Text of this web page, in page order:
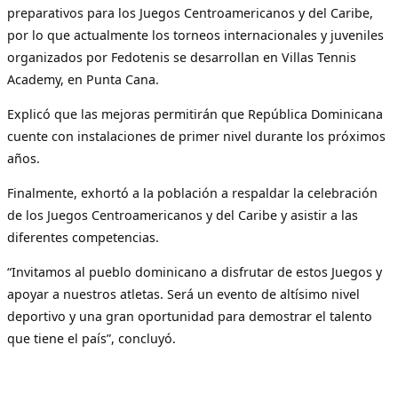
preparativos para los Juegos Centroamericanos y del Caribe,
por lo que actualmente los torneos internacionales y juveniles
organizados por Fedotenis se desarrollan en Villas Tennis
Academy, en Punta Cana.
Explicó que las mejoras permitirán que República Dominicana
cuente con instalaciones de primer nivel durante los próximos
años.
Finalmente, exhortó a la población a respaldar la celebración
de los Juegos Centroamericanos y del Caribe y asistir a las
diferentes competencias.
“Invitamos al pueblo dominicano a disfrutar de estos Juegos y
apoyar a nuestros atletas. Será un evento de altísimo nivel
deportivo y una gran oportunidad para demostrar el talento
que tiene el país”, concluyó.